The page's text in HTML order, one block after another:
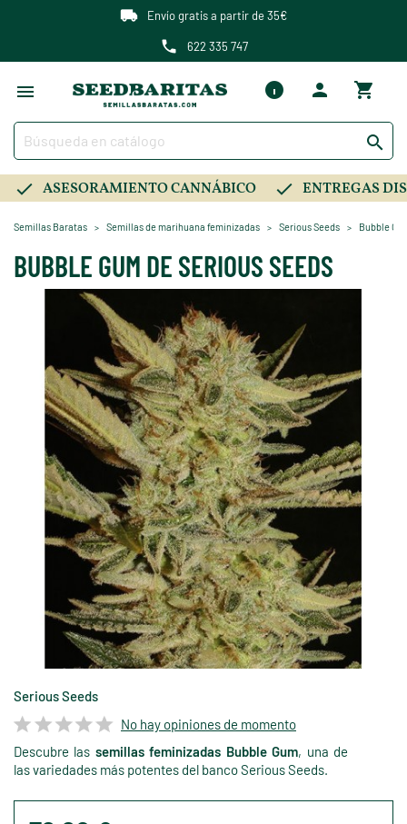
Envío gratis a partir de 35€
622 335 747

ASESORAMIENTO CANNÁBICO ENTREGAS
Semillas Baratas Semillas de marihuana feminizadas Serious Seeds Bubble
BUBBLE GUM DE SERIOUS SEEDS
Serious Seeds
No hay opiniones de momento
Descubre las semillas feminizadas Bubble Gum, una de
las variedades más potentes del banco Serious Seeds.